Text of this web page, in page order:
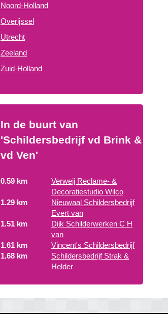
Noord-Holland
Overijssel
Utrecht
Zeeland
Zuid-Holland
In de buurt van
'Schildersbedrijf vd Brink &
vd Ven'
0.59 km
Verweij Reclame- &
Decoratiestudio Wilco
1.29 km
Nieuwaal Schildersbedrijf
Evert van
1.51 km
Dijk Schilderwerken C H
van
1.61 km
Vincent's Schildersbedrijf
1.68 km
Schildersbedrijf Strak &
Helder